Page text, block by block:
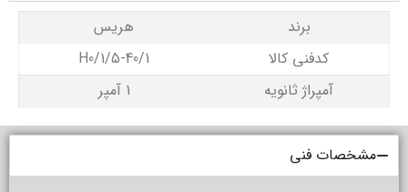
برند
هریس
کدفنی کالا
H0/1/5-40/1
آمپراژ ثانویه
1 آمپر
مشخصات فنی